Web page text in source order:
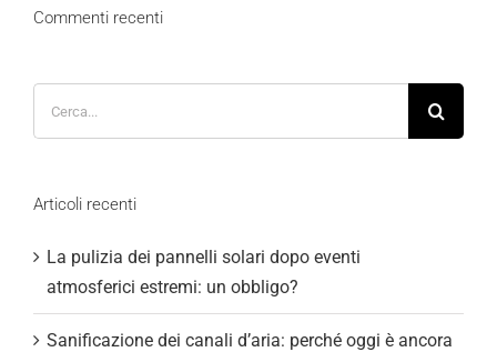
Commenti recenti
Articoli recenti
La pulizia dei pannelli solari dopo eventi
atmosferici estremi: un obbligo?
Sanificazione dei canali d’aria: perché oggi è ancora